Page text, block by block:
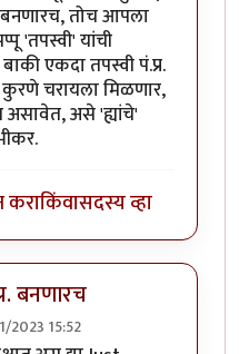
तोच आपला
'तपस्वी' यांची
एकदा तपस्वी पं.प्र.
चरायला मिळणार,
असे 'ह्यांचे'
कराकिंवासदस्य व्हा
बनणारच
2023 15:52